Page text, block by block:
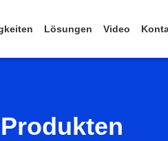
Lösungen Video